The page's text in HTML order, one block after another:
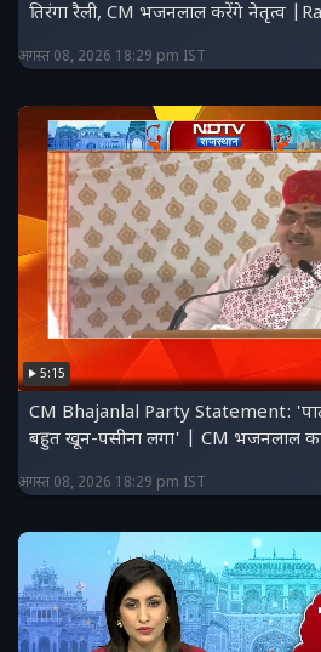
तिरंगा रैली, CM भजनलाल करेंगे नेतृत्व
अगस्त 08, 2026 18:29 pm IST
5:15
CM Bhajanlal Party Statement:
बहुत खून-पसीना लगा' | CM भजनलाल
अगस्त 08, 2026 18:29 pm IST